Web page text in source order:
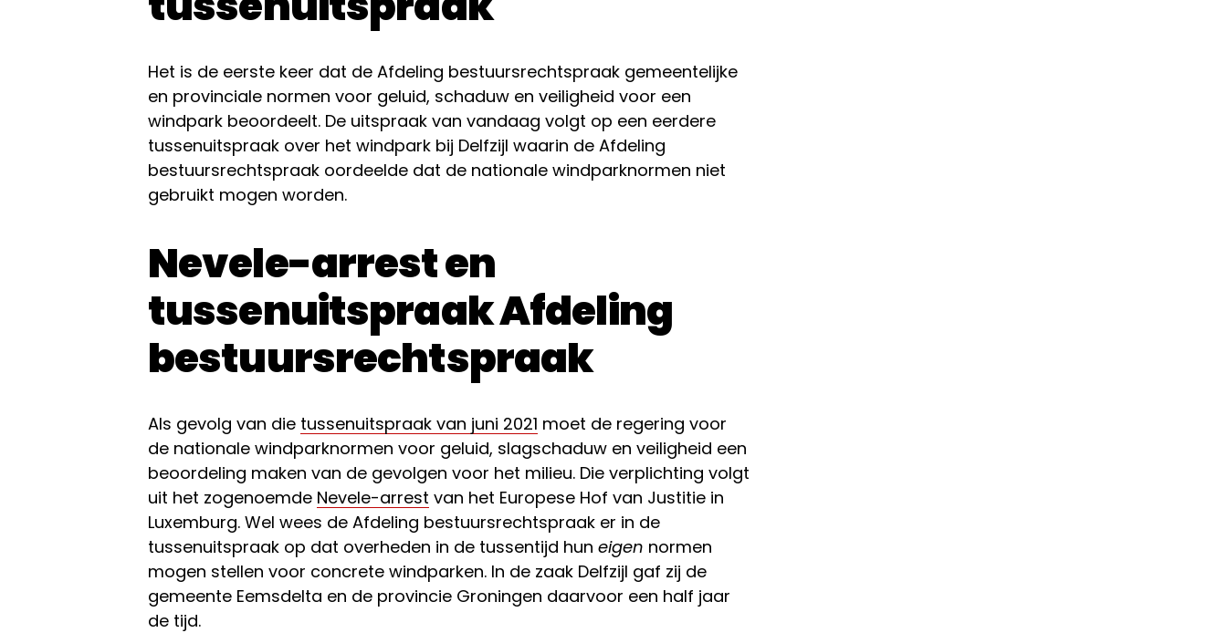
Het is de eerste keer dat de Afdeling bestuursrechtspraak gemeentelijke
en provinciale normen voor geluid, schaduw en veiligheid voor een
windpark beoordeelt. De uitspraak van vandaag volgt op een eerdere
tussenuitspraak over het windpark bij Delfzijl waarin de Afdeling
bestuursrechtspraak oordeelde dat de nationale windparknormen niet
gebruikt mogen worden.
Nevele-arrest en
tussenuitspraak Afdeling
bestuursrechtspraak
Als gevolg van die tussenuitspraak van juni 2021 moet de regering voor
de nationale windparknormen voor geluid, slagschaduw en veiligheid een
beoordeling maken van de gevolgen voor het milieu. Die verplichting volgt
uit het zogenoemde Nevele-arrest van het Europese Hof van Justitie in
Luxemburg. Wel wees de Afdeling bestuursrechtspraak er in de
tussenuitspraak op dat overheden in de tussentijd hun eigen normen
mogen stellen voor concrete windparken. In de zaak Delfzijl gaf zij de
gemeente Eemsdelta en de provincie Groningen daarvoor een half jaar
de tijd.